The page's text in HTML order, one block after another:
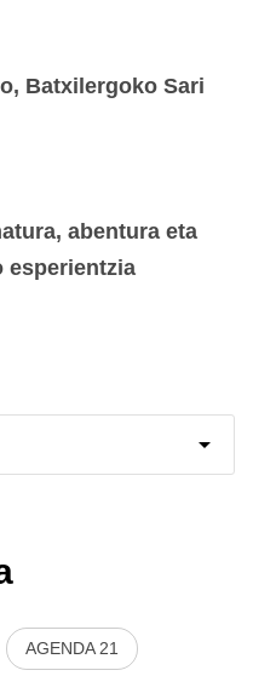
Batxilergoko Sari
abentura eta
esperientzia
AGENDA 21